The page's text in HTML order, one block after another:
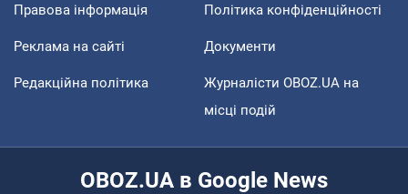
Правова інформація Політика конфіденційності
Реклама на сайті Документи
Редакційна політика
Журналісти OBOZ.UA на
місці подій
OBOZ.UA в Google News